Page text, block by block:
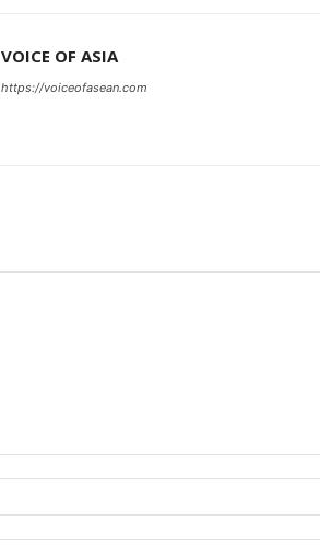
VOICE OF ASIA
https://voiceofasean.com